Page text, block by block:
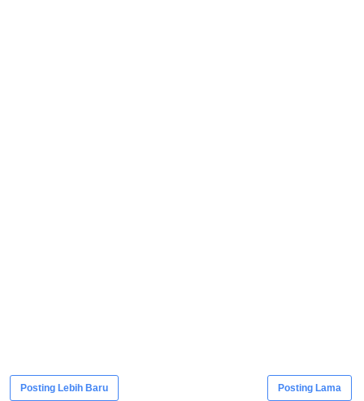
Posting Lebih Baru Posting Lama